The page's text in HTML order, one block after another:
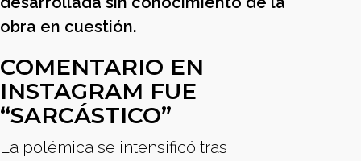
obra en cuestión.
COMENTARIO EN
INSTAGRAM FUE
“SARCÁSTICO”
La polémica se intensificó tras